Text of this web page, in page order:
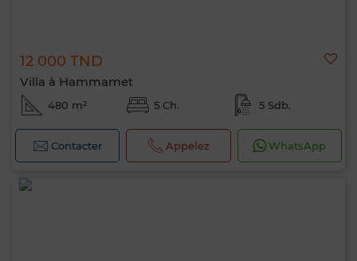
12 000 TND
Villa à Hammamet
480 m² 5 Ch. 5 Sdb.
Contacter Appelez WhatsApp